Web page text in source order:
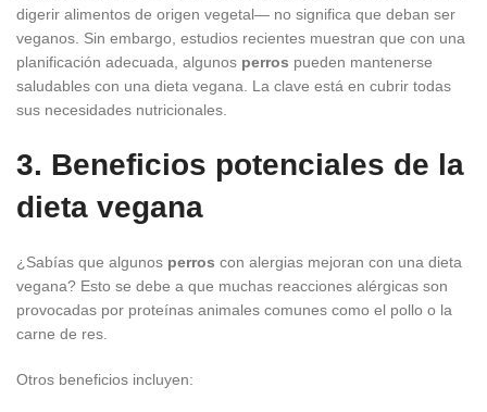
digerir alimentos de origen vegetal— no significa que deban ser
veganos. Sin embargo, estudios recientes muestran que con una
planificación adecuada, algunos perros pueden mantenerse
saludables con una dieta vegana. La clave está en cubrir todas
sus necesidades nutricionales.
3. Beneficios potenciales de la
dieta vegana
¿Sabías que algunos perros con alergias mejoran con una dieta
vegana? Esto se debe a que muchas reacciones alérgicas son
provocadas por proteínas animales comunes como el pollo o la
carne de res.
Otros beneficios incluyen: